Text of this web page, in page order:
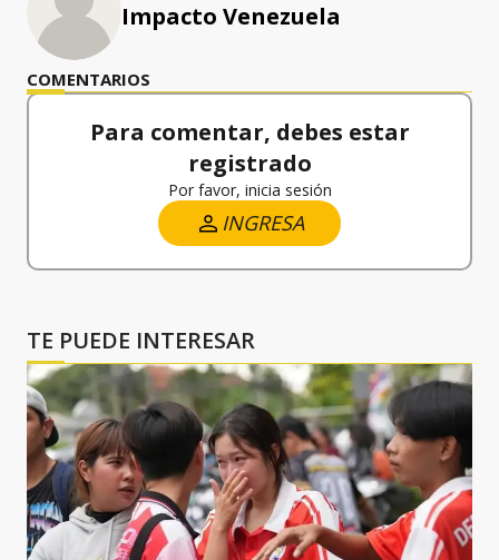
Impacto Venezuela
COMENTARIOS
Para comentar, debes estar
registrado
Por favor, inicia sesión
INGRESA
TE PUEDE INTERESAR